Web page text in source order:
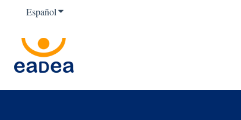
EspañolTraducciones de Mostrar submenú de